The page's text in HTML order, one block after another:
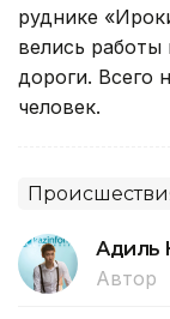
руднике
велись работы
дороги. Всего
человек.
Адиль
Автор